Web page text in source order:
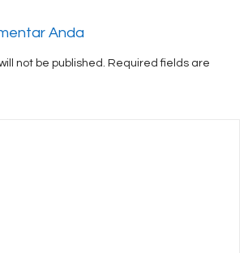
Anda
not be published. Required fields are